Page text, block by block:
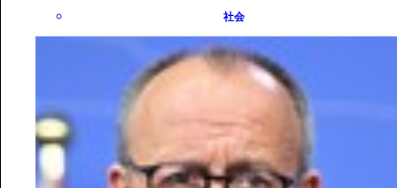
社会